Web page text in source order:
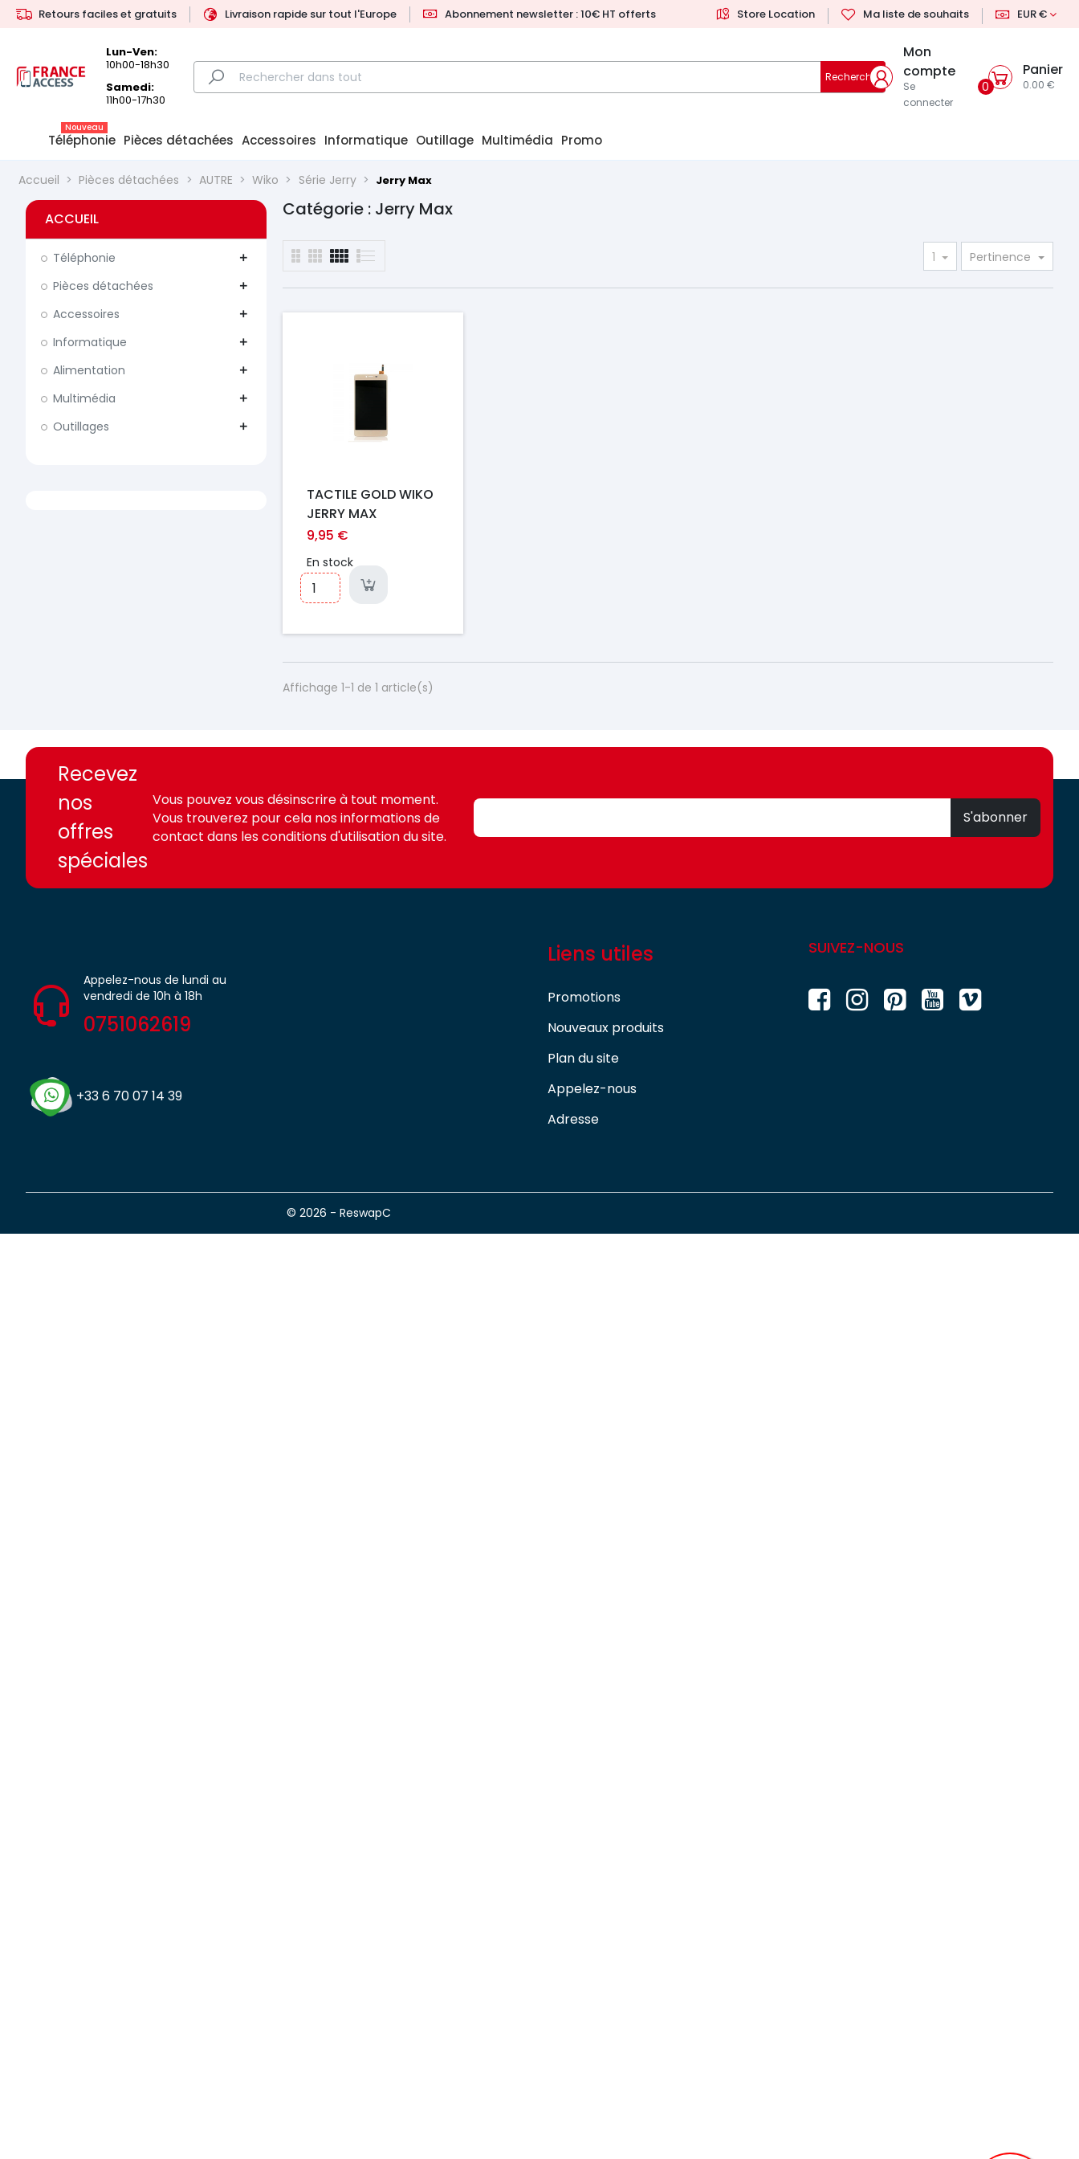
Retours faciles et gratuits Livraison rapide sur tout l'Europe Abonnement newsletter : 10€ HT offerts Store Location Ma liste de souhaits EUR €
Lun-Ven:
10h00-18h30
Samedi:
11h00-17h30
Rechercher
Mon
compte
Se
connecter
0
Panier
0.00 €
Téléphonie
Nouveau
Pièces détachées Accessoires Informatique Outillage Multimédia Promo
Accueil Pièces détachées AUTRE Wiko Série Jerry Jerry Max
ACCUEIL
Téléphonie add
Pièces détachées add
Accessoires add
Informatique add
Alimentation add
Multimédia add
Outillages add
Catégorie : Jerry Max
1 Pertinence
TACTILE GOLD WIKO
JERRY MAX
9,95 €
En stock
Affichage 1-1 de 1 article(s)
access.fr
access.fr
Recevez
nos
offres
spéciales
Vous pouvez vous désinscrire à tout moment.
Vous trouverez pour cela nos informations de
contact dans les conditions d'utilisation du site.
S'abonner
Appelez-nous de lundi au
vendredi de 10h à 18h
0751062619
+33 6 70 07 14 39
Liens utiles
Promotions
Nouveaux produits
Plan du site
Appelez-nous
Adresse
SUIVEZ-NOUS
© 2026 - ReswapC